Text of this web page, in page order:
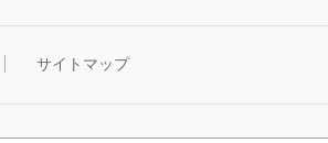
サイトマップ